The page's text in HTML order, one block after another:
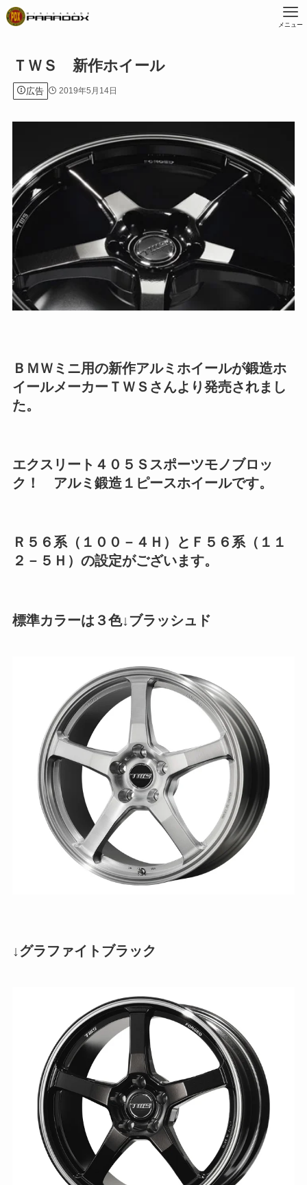
メニュー
ＴＷＳ 新作ホイール
広告 2019年5月14日
ＢＭＷミニ用の新作アルミホイールが鍛造ホ
イールメーカーＴＷＳさんより発売されまし
た。
エクスリート４０５Ｓスポーツモノブロッ
ク！ アルミ鍛造１ピースホイールです。
Ｒ５６系（１００－４Ｈ）とＦ５６系（１１
２－５Ｈ）の設定がございます。
標準カラーは３色↓ブラッシュド
↓グラファイトブラック